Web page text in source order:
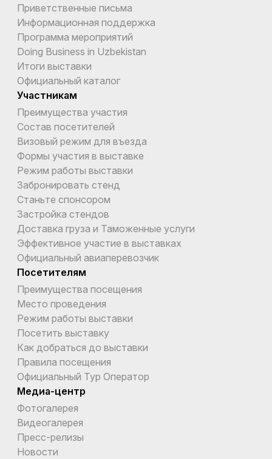
Приветственные письма
Информационная поддержка
Программа мероприятий
Doing Business in Uzbekistan
Итоги выставки
Официальный каталог
Участникам
Преимущества участия
Состав посетителей
Визовый режим для въезда
Формы участия в выставке
Режим работы выставки
Забронировать стенд
Станьте спонсором
Застройка стендов
Доставка груза и Таможенные услуги
Эффективное участие в выставках
Официальный авиаперевозчик
Посетителям
Преимущества посещения
Место проведения
Режим работы выставки
Посетить выставку
Как добраться до выставки
Правила посещения
Официальный Тур Оператор
Медиа-центр
Фотогалерея
Видеогалерея
Пресс-релизы
Новости